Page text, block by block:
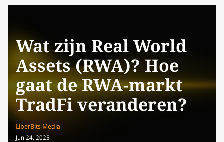
Wat zijn Real World
Assets (RWA)? Hoe
gaat de RWA-markt
TradFi veranderen?
LiberBits Media
Jun 24, 2025